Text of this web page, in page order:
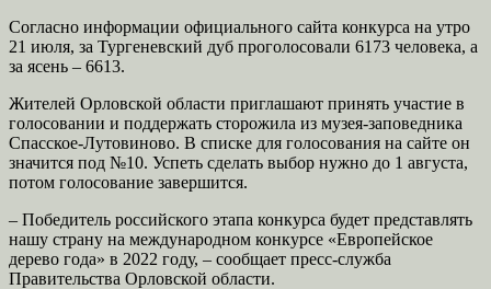
Согласно информации официального сайта конкурса на утро
21 июля, за Тургеневский дуб проголосовали 6173 человека, а
за ясень – 6613.
Жителей Орловской области приглашают принять участие в
голосовании и поддержать сторожила из музея-заповедника
Спасское-Лутовиново. В списке для голосования на сайте он
значится под №10. Успеть сделать выбор нужно до 1 августа,
потом голосование завершится.
– Победитель российского этапа конкурса будет представлять
нашу страну на международном конкурсе «Европейское
дерево года» в 2022 году, – сообщает пресс-служба
Правительства Орловской области.